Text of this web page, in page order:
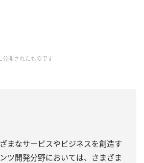
開されたものです
まなサービスやビジネスを創造す
ツ開発分野においては、さまざま